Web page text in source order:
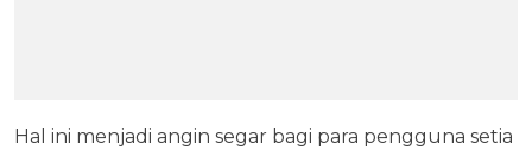
Hal ini menjadi angin segar bagi para pengguna setia